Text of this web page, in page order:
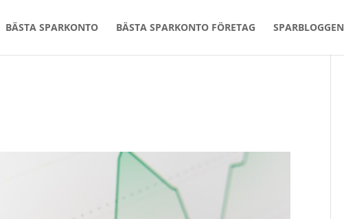
BÄSTA SPARKONTO BÄSTA SPARKONTO FÖRETAG SPARBLOGGEN